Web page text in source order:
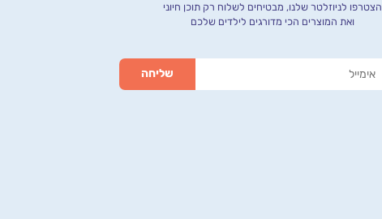
הצטרפו לניוזלטר שלנו, מבטיחים לשלוח רק תוכן חיוני
ואת המוצרים הכי מדורגים לילדים שלכם